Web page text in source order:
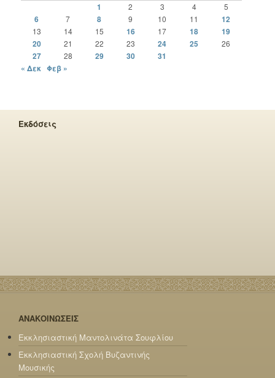
1
2 3 4 5
6 7 8 9 10 11 12
13 14 15 16 17 18
19
20
21 22 23 24 25 26
27 28 29 30
31
« Δεκ Φεβ »
Εκδόσεις
ΑΝΑΚΟΙΝΩΣΕΙΣ
Εκκλησιαστική Μαντολινάτα Σουφλίου
Εκκλησιαστική Σχολή Βυζαντινής
Μουσικής